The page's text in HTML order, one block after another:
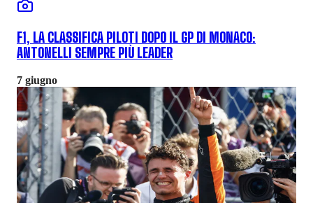
F1, LA CLASSIFICA PILOTI DOPO IL GP DI MONACO:
ANTONELLI SEMPRE PIÙ LEADER
7 giugno